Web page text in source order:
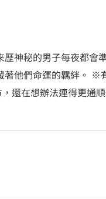
神秘的男子每夜都會
他們命運的羈絆。 ※
還在想辦法連得更通